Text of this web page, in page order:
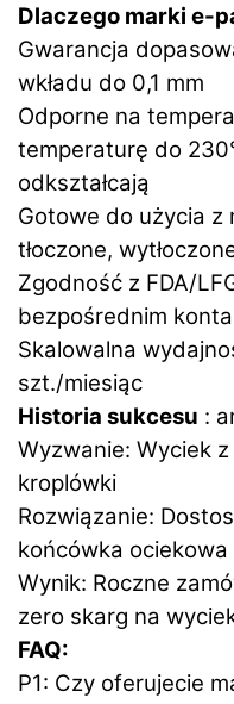
Dlaczego marki e-
Gwarancja
wkładu do 0,1 mm
Odporne na
temperaturę do
odkształcają
Gotowe do użycia z
tłoczone,
Zgodność z FDA/
bezpośrednim
Skalowalna
szt./miesiąc
Historia sukcesu :
Wyzwanie: Wyciek
kroplówki
Rozwiązanie:
końcówka
Wynik: Roczne
zero skarg na
FAQ:
P1: Czy oferujecie